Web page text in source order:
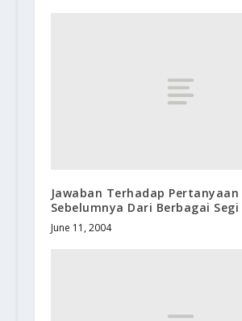
Jawaban Terhadap Pertanyaan
Sebelumnya Dari Berbagai Segi
June 11, 2004